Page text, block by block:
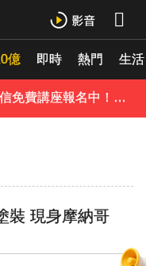
億 即時 熱門 生活
下大小事！
《理財達人秀》X 安聯投信免費講座報名中！搶先卡位 2027
裝 現身摩納哥